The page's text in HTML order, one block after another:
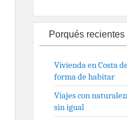
Porqués recientes
Vivienda en Costa
forma de habitar
Viajes con
sin igual